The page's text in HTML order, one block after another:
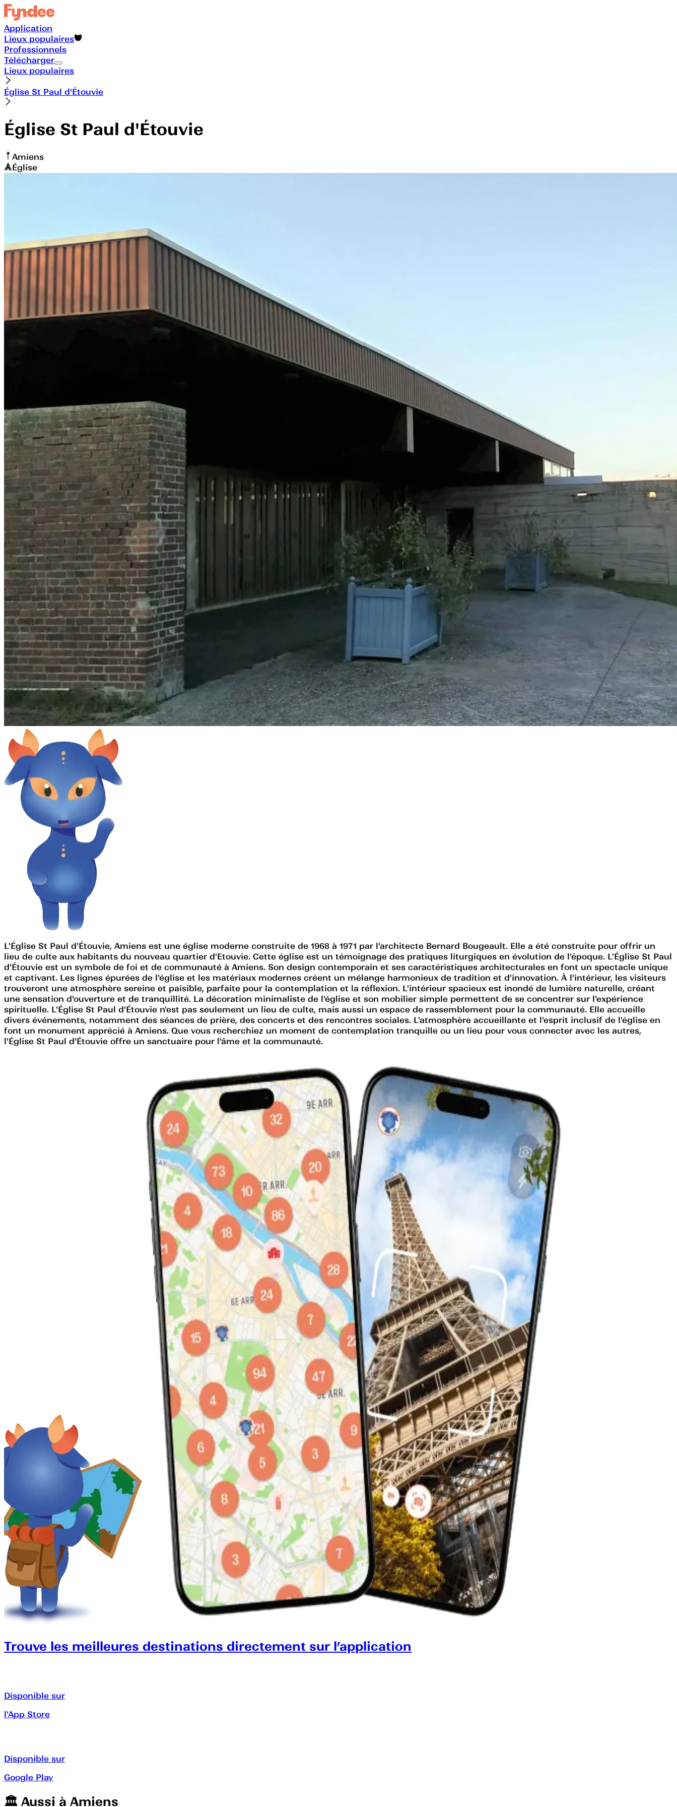
Application
Lieux populaires
Professionnels
Télécharger
Lieux populaires
Église St Paul d'Étouvie
Église St Paul d'Étouvie
Amiens
Église
L'Église St Paul d'Étouvie, Amiens est une église moderne construite de 1968 à 1971 par l'architecte Bernard Bougeault. Elle a été construite pour offrir un
lieu de culte aux habitants du nouveau quartier d'Etouvie. Cette église est un témoignage des pratiques liturgiques en évolution de l'époque. L'Église St Paul
d'Étouvie est un symbole de foi et de communauté à Amiens. Son design contemporain et ses caractéristiques architecturales en font un spectacle unique
et captivant. Les lignes épurées de l'église et les matériaux modernes créent un mélange harmonieux de tradition et d'innovation. À l'intérieur, les visiteurs
trouveront une atmosphère sereine et paisible, parfaite pour la contemplation et la réflexion. L'intérieur spacieux est inondé de lumière naturelle, créant
une sensation d'ouverture et de tranquillité. La décoration minimaliste de l'église et son mobilier simple permettent de se concentrer sur l'expérience
spirituelle. L'Église St Paul d'Étouvie n'est pas seulement un lieu de culte, mais aussi un espace de rassemblement pour la communauté. Elle accueille
divers événements, notamment des séances de prière, des concerts et des rencontres sociales. L'atmosphère accueillante et l'esprit inclusif de l'église en
font un monument apprécié à Amiens. Que vous recherchiez un moment de contemplation tranquille ou un lieu pour vous connecter avec les autres,
l'Église St Paul d'Étouvie offre un sanctuaire pour l'âme et la communauté.
Trouve les meilleures destinations directement sur l’application
Disponible sur
l'App Store
Disponible sur
Google Play
🏛️️ Aussi à Amiens